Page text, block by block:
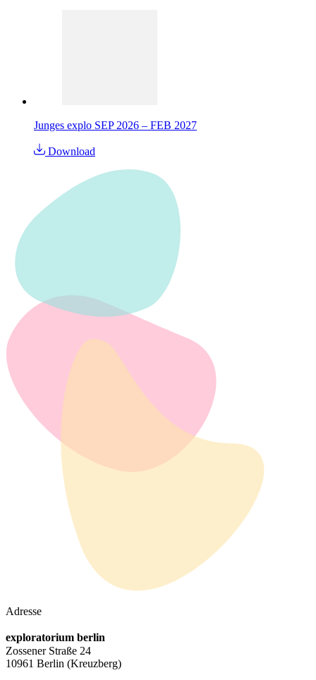
Junges explo SEP 2026 – FEB 2027
Download
Adresse
exploratorium berlin
Zossener Straße 24
10961 Berlin (Kreuzberg)